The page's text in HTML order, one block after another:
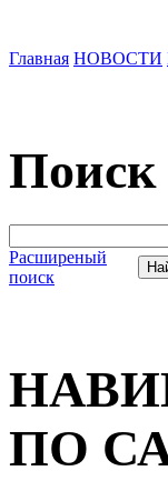
Главная НОВОСТИ
Поиск
Расширеный
поиск
ПО